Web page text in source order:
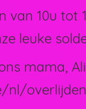
van 10u tot
leuke
mama,
nl/